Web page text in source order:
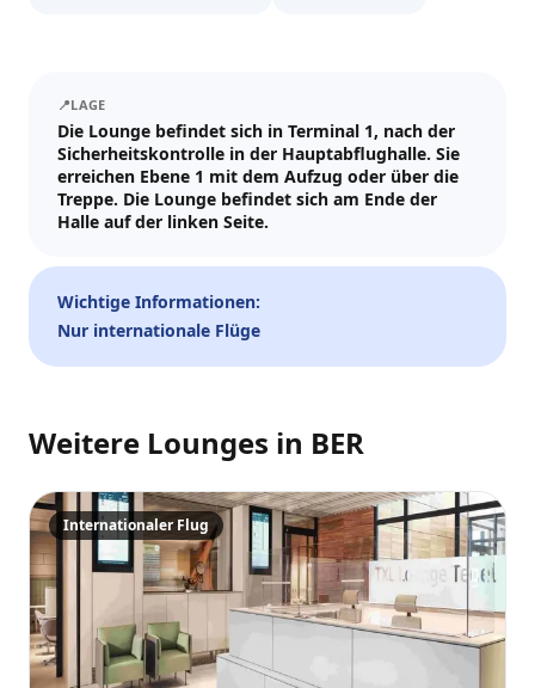
Tickets und Updates schicken wir an WhatsApp und E-Mail.
Besuchsdatum
—
–
EUR
Abbr. Crypto
Zahlen
Zur Kasse
Karte/ApplePay
📍LAGE
Die Lounge befindet sich in Terminal 1, nach der
Sicherheitskontrolle in der Hauptabflughalle. Sie
erreichen Ebene 1 mit dem Aufzug oder über die
Treppe. Die Lounge befindet sich am Ende der
Halle auf der linken Seite.
Wichtige Informationen:
Nur internationale Flüge
Weitere Lounges in BER
Internationaler Flug